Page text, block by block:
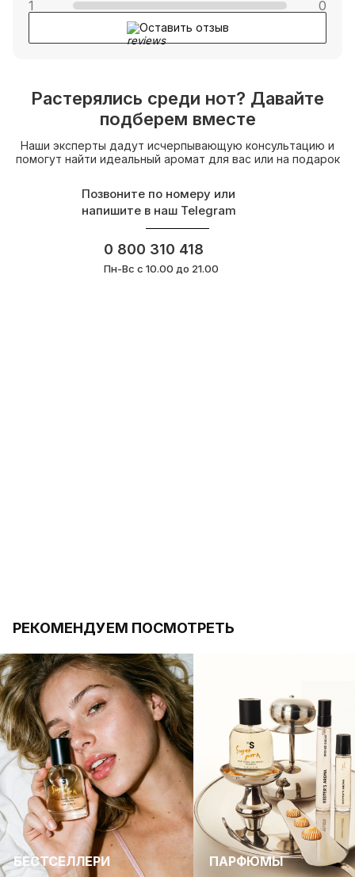
1
0
Оставить отзыв
Растерялись среди нот? Давайте
подберем вместе
Наши эксперты дадут исчерпывающую консультацию и
помогут найти идеальный аромат для вас или на подарок
Позвоните по номеру или
напишите в наш Telegram
0 800 310 418
Пн-Вс с 10.00 до 21.00
РЕКОМЕНДУЕМ ПОСМОТРЕТЬ
БЕСТСЕЛЛЕРИ ПАРФЮМЫ